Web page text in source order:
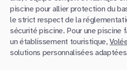
piscine pour allier protection du
le strict respect de la
sécurité piscine. Pour une piscine
un établissement touristique,
solutions personnalisées